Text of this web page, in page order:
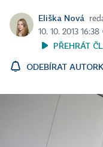
Eliška Nová
10. 10. 2013
PŘEHRÁT
ODEBÍRAT